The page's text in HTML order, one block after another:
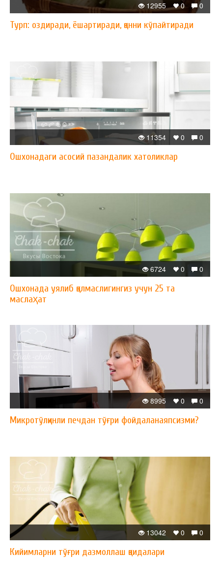
0
0
12955
Турп: оздиради, ёшартиради, қонни кўпайтиради
0
0
11354
Ошхонадаги асосий пазандалик хатоликлар
0
0
6724
Ошхонада уялиб қолмаслигингиз учун 25 та
маслаҳат
0
0
8995
Микротўлқинли печдан тўғри фойдаланаяпсизми?
0
0
13042
Кийимларни тўғри дазмоллаш қоидалари